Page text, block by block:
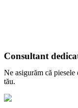
Consultant
Ne asigurăm că
tău.